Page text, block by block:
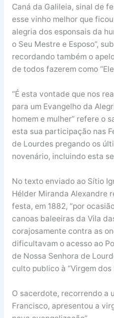
Caná da Galileia, sinal de
esse vinho melhor que
alegria dos esponsais da
o Seu Mestre e Esposo”,
recordando também o
de todos fazerem como “Ele
“É esta vontade que nos
para um Evangelho da
homem e mulher” refere o
esta sua participação nas
de Lourdes pregando os
novenário, incluindo esta
No texto enviado ao Sítio
Hélder Miranda Alexandre
festa, em 1882, “por
canoas baleeiras da Vila
corajosamente contra as
dificultavam o acesso ao
de Nossa Senhora de
culto publico à “Virgem dos
O sacerdote, recorrendo a
Francisco, apresentou a